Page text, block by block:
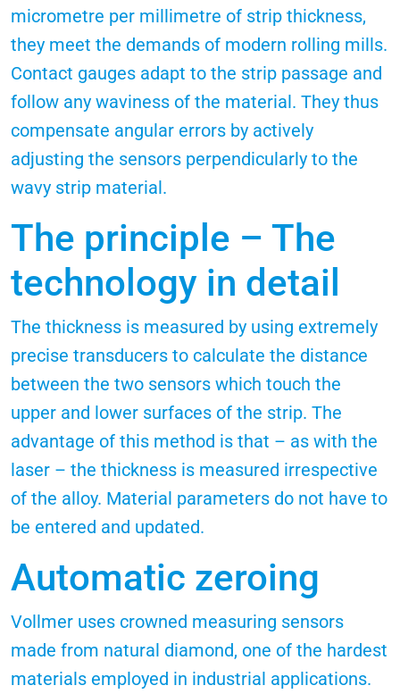
micrometre per millimetre of strip thickness,
they meet the demands of modern rolling mills.
Contact gauges adapt to the strip passage and
follow any waviness of the material. They thus
compensate angular errors by actively
adjusting the sensors perpendicularly to the
wavy strip material.
The principle – The
technology in detail
The thickness is measured by using extremely
precise transducers to calculate the distance
between the two sensors which touch the
upper and lower surfaces of the strip. The
advantage of this method is that – as with the
laser – the thickness is measured irrespective
of the alloy. Material parameters do not have to
be entered and updated.
Automatic zeroing
Vollmer uses crowned measuring sensors
made from natural diamond, one of the hardest
materials employed in industrial applications.